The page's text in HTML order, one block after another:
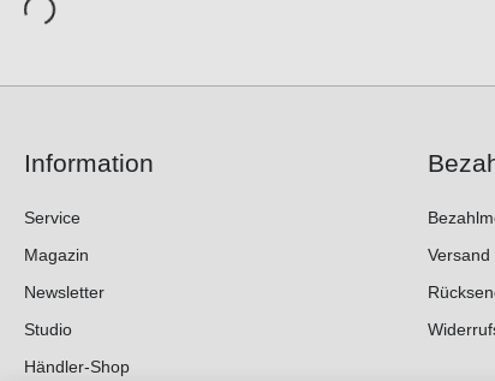
Information
Service
Magazin
Newsletter
Studio
Händler-Shop
Versand